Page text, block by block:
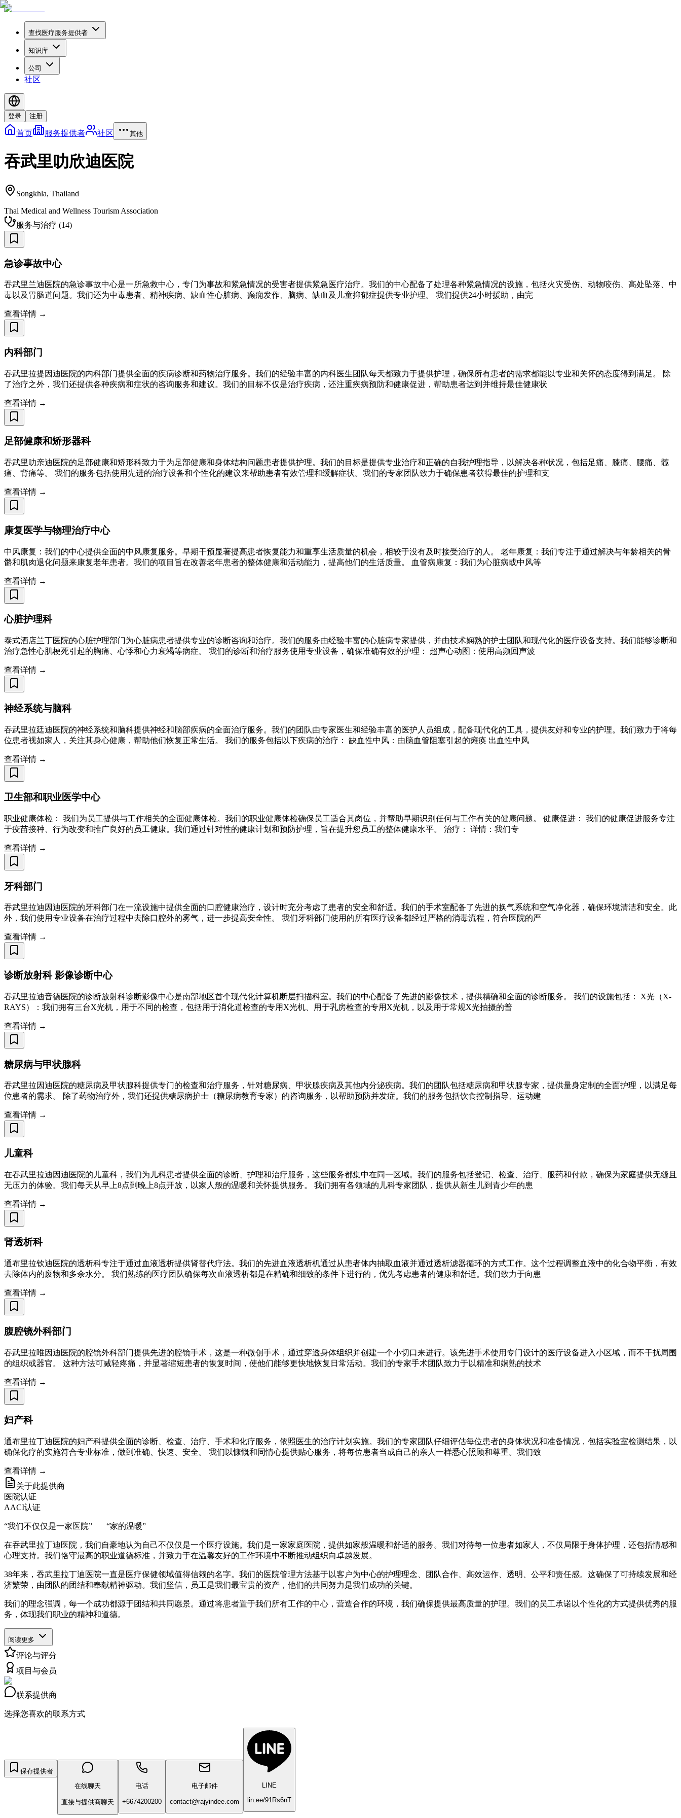
查找医疗服务提供者
知识库
公司
社区
登录 注册
首页 服务提供者 社区 其他
吞武里叻欣迪医院
Songkhla, Thailand
Thai Medical and Wellness Tourism Association
服务与治疗 (14)
急诊事故中心
吞武里兰迪医院的急诊事故中心是一所急救中心，专门为事故和紧急情况的受害者提供紧急医疗治疗。我们的中心配备了处理各种紧急情况的设施，包括火灾受伤、动物咬伤、高处坠落、中
毒以及胃肠道问题。我们还为中毒患者、精神疾病、缺血性心脏病、癫痫发作、脑病、缺血及儿童抑郁症提供专业护理。 我们提供24小时援助，由完
查看详情 →
内科部门
吞武里拉提因迪医院的内科部门提供全面的疾病诊断和药物治疗服务。我们的经验丰富的内科医生团队每天都致力于提供护理，确保所有患者的需求都能以专业和关怀的态度得到满足。 除
了治疗之外，我们还提供各种疾病和症状的咨询服务和建议。我们的目标不仅是治疗疾病，还注重疾病预防和健康促进，帮助患者达到并维持最佳健康状
查看详情 →
足部健康和矫形器科
吞武里叻亲迪医院的足部健康和矫形科致力于为足部健康和身体结构问题患者提供护理。我们的目标是提供专业治疗和正确的自我护理指导，以解决各种状况，包括足痛、膝痛、腰痛、髋
痛、背痛等。 我们的服务包括使用先进的治疗设备和个性化的建议来帮助患者有效管理和缓解症状。我们的专家团队致力于确保患者获得最佳的护理和支
查看详情 →
康复医学与物理治疗中心
中风康复：我们的中心提供全面的中风康复服务。早期干预显著提高患者恢复能力和重享生活质量的机会，相较于没有及时接受治疗的人。 老年康复：我们专注于通过解决与年龄相关的骨
骼和肌肉退化问题来康复老年患者。我们的项目旨在改善老年患者的整体健康和活动能力，提高他们的生活质量。 血管病康复：我们为心脏病或中风等
查看详情 →
心脏护理科
泰式酒店兰丁医院的心脏护理部门为心脏病患者提供专业的诊断咨询和治疗。我们的服务由经验丰富的心脏病专家提供，并由技术娴熟的护士团队和现代化的医疗设备支持。我们能够诊断和
治疗急性心肌梗死引起的胸痛、心悸和心力衰竭等病症。 我们的诊断和治疗服务使用专业设备，确保准确有效的护理： 超声心动图：使用高频回声波
查看详情 →
神经系统与脑科
吞武里拉廷迪医院的神经系统和脑科提供神经和脑部疾病的全面治疗服务。我们的团队由专家医生和经验丰富的医护人员组成，配备现代化的工具，提供友好和专业的护理。我们致力于将每
位患者视如家人，关注其身心健康，帮助他们恢复正常生活。 我们的服务包括以下疾病的治疗： 缺血性中风：由脑血管阻塞引起的瘫痪 出血性中风
查看详情 →
卫生部和职业医学中心
职业健康体检： 我们为员工提供与工作相关的全面健康体检。我们的职业健康体检确保员工适合其岗位，并帮助早期识别任何与工作有关的健康问题。 健康促进： 我们的健康促进服务专注
于疫苗接种、行为改变和推广良好的员工健康。我们通过针对性的健康计划和预防护理，旨在提升您员工的整体健康水平。 治疗： 详情：我们专
查看详情 →
牙科部门
吞武里拉迪因迪医院的牙科部门在一流设施中提供全面的口腔健康治疗，设计时充分考虑了患者的安全和舒适。我们的手术室配备了先进的换气系统和空气净化器，确保环境清洁和安全。此
外，我们使用专业设备在治疗过程中去除口腔外的雾气，进一步提高安全性。 我们牙科部门使用的所有医疗设备都经过严格的消毒流程，符合医院的严
查看详情 →
诊断放射科 影像诊断中心
吞武里拉迪音德医院的诊断放射科诊断影像中心是南部地区首个现代化计算机断层扫描科室。我们的中心配备了先进的影像技术，提供精确和全面的诊断服务。 我们的设施包括： X光（X-
RAYS）：我们拥有三台X光机，用于不同的检查，包括用于消化道检查的专用X光机、用于乳房检查的专用X光机，以及用于常规X光拍摄的普
查看详情 →
糖尿病与甲状腺科
吞武里拉因迪医院的糖尿病及甲状腺科提供专门的检查和治疗服务，针对糖尿病、甲状腺疾病及其他内分泌疾病。我们的团队包括糖尿病和甲状腺专家，提供量身定制的全面护理，以满足每
位患者的需求。 除了药物治疗外，我们还提供糖尿病护士（糖尿病教育专家）的咨询服务，以帮助预防并发症。我们的服务包括饮食控制指导、运动建
查看详情 →
儿童科
在吞武里拉迪因迪医院的儿童科，我们为儿科患者提供全面的诊断、护理和治疗服务，这些服务都集中在同一区域。我们的服务包括登记、检查、治疗、服药和付款，确保为家庭提供无缝且
无压力的体验。我们每天从早上8点到晚上8点开放，以家人般的温暖和关怀提供服务。 我们拥有各领域的儿科专家团队，提供从新生儿到青少年的患
查看详情 →
肾透析科
通布里拉钦迪医院的透析科专注于通过血液透析提供肾替代疗法。我们的先进血液透析机通过从患者体内抽取血液并通过透析滤器循环的方式工作。这个过程调整血液中的化合物平衡，有效
去除体内的废物和多余水分。 我们熟练的医疗团队确保每次血液透析都是在精确和细致的条件下进行的，优先考虑患者的健康和舒适。我们致力于向患
查看详情 →
腹腔镜外科部门
吞武里拉唯因迪医院的腔镜外科部门提供先进的腔镜手术，这是一种微创手术，通过穿透身体组织并创建一个小切口来进行。该先进手术使用专门设计的医疗设备进入小区域，而不干扰周围
的组织或器官。 这种方法可减轻疼痛，并显著缩短患者的恢复时间，使他们能够更快地恢复日常活动。我们的专家手术团队致力于以精准和娴熟的技术
查看详情 →
妇产科
通布里拉丁迪医院的妇产科提供全面的诊断、检查、治疗、手术和化疗服务，依照医生的治疗计划实施。我们的专家团队仔细评估每位患者的身体状况和准备情况，包括实验室检测结果，以
确保化疗的实施符合专业标准，做到准确、快速、安全。 我们以慷慨和同情心提供贴心服务，将每位患者当成自己的亲人一样悉心照顾和尊重。我们致
查看详情 →
关于此提供商
医院认证
AACI认证
“我们不仅仅是一家医院” “家的温暖”
在吞武里拉丁迪医院，我们自豪地认为自己不仅仅是一个医疗设施。我们是一家家庭医院，提供如家般温暖和舒适的服务。我们对待每一位患者如家人，不仅局限于身体护理，还包括情感和
心理支持。我们恪守最高的职业道德标准，并致力于在温馨友好的工作环境中不断推动组织向卓越发展。
38年来，吞武里拉丁迪医院一直是医疗保健领域值得信赖的名字。我们的医院管理方法基于以客户为中心的护理理念、团队合作、高效运作、透明、公平和责任感。这确保了可持续发展和经
济繁荣，由团队的团结和奉献精神驱动。我们坚信，员工是我们最宝贵的资产，他们的共同努力是我们成功的关键。
我们的理念强调，每一个成功都源于团结和共同愿景。通过将患者置于我们所有工作的中心，营造合作的环境，我们确保提供最高质量的护理。我们的员工承诺以个性化的方式提供优秀的服
务，体现我们职业的精神和道德。
阅读更多
评论与评分
项目与会员
联系提供商
选择您喜欢的联系方式
保存提供者
在线聊天
直接与提供商聊天
电话
+6674200200
电子邮件
contact@rajyindee.com
LINE
lin.ee/91Rs6nT